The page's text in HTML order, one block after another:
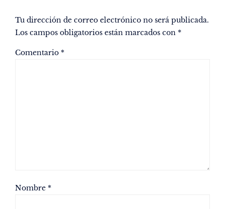
Tu dirección de correo electrónico no será publicada.
Los campos obligatorios están marcados con *
Comentario *
Nombre *